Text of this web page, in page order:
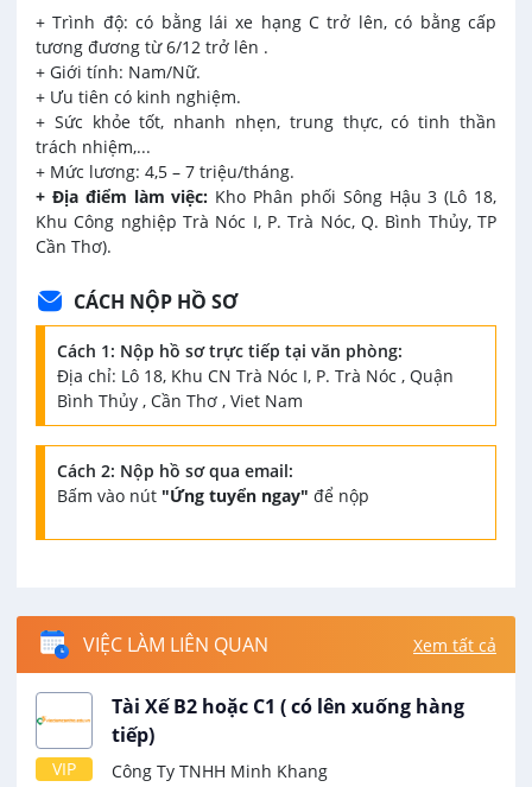
+ Trình độ: có bằng lái xe hạng C trở lên, có bằng cấp
tương đương từ 6/12 trở lên .
+ Giới tính: Nam/Nữ.
+ Ưu tiên có kinh nghiệm.
+ Sức khỏe tốt, nhanh nhẹn, trung thực, có tinh thần
trách nhiệm,...
+ Mức lương: 4,5 – 7 triệu/tháng.
+ Địa điểm làm việc: Kho Phân phối Sông Hậu 3 (Lô 18,
Khu Công nghiệp Trà Nóc I, P. Trà Nóc, Q. Bình Thủy, TP
Cần Thơ).
CÁCH NỘP HỒ SƠ
Cách 1: Nộp hồ sơ trực tiếp tại văn phòng:
Địa chỉ: Lô 18, Khu CN Trà Nóc I, P. Trà Nóc , Quận
Bình Thủy , Cần Thơ , Viet Nam
Cách 2: Nộp hồ sơ qua email:
Bấm vào nút "Ứng tuyển ngay" để nộp
VIỆC LÀM LIÊN QUAN Xem tất cả
VIP
Tài Xế B2 hoặc C1 ( có lên xuống hàng
tiếp)
Công Ty TNHH Minh Khang